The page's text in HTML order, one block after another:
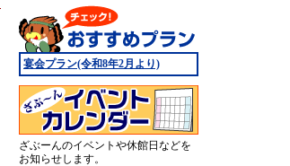
宴会プラン(令和8年2月より)
ざぶーんのイベントや休館日などを
お知らせします。